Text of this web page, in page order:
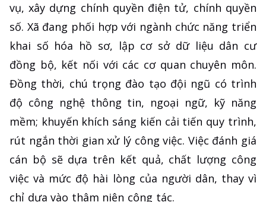
vụ, xây dựng chính quyền điện tử, chính quyền
số. Xã đang phối hợp với ngành chức năng triển
khai số hóa hồ sơ, lập cơ sở dữ liệu dân cư
đồng bộ, kết nối với các cơ quan chuyên môn.
Đồng thời, chú trọng đào tạo đội ngũ có trình
độ công nghệ thông tin, ngoại ngữ, kỹ năng
mềm; khuyến khích sáng kiến cải tiến quy trình,
rút ngắn thời gian xử lý công việc. Việc đánh giá
cán bộ sẽ dựa trên kết quả, chất lượng công
việc và mức độ hài lòng của người dân, thay vì
chỉ dựa vào thâm niên công tác.